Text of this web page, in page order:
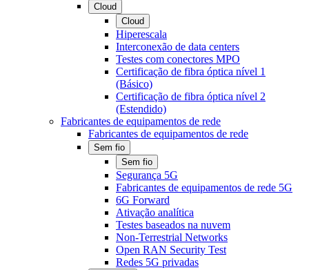
Cloud
Cloud
Hiperescala
Interconexão de data centers
Testes com conectores MPO
Certificação de fibra óptica nível 1
(Básico)
Certificação de fibra óptica nível 2
(Estendido)
Fabricantes de equipamentos de rede
Fabricantes de equipamentos de rede
Sem fio
Sem fio
Segurança 5G
Fabricantes de equipamentos de rede 5G
6G Forward
Ativação analítica
Testes baseados na nuvem
Non-Terrestrial Networks
Open RAN Security Test
Redes 5G privadas